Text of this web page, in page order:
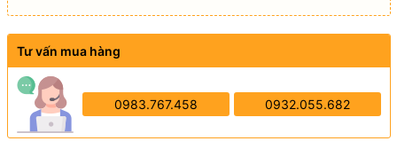
Tư vấn mua hàng
0983.767.458 0932.055.682